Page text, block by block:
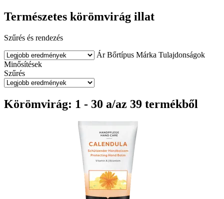
Természetes körömvirág illat
Szűrés és rendezés
Ár Bőrtípus Márka Tulajdonságok
Minősítések
Szűrés
Körömvirág: 1 - 30 a/az 39 termékből